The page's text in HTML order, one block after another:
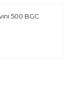
500 BGC